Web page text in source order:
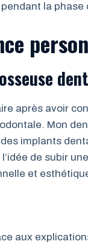
la phase
après avoir
Mon
implants
de subir
et
aux